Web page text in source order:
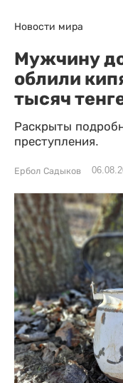
Новости мира
Мужчину
облили
тысяч
Раскрыты
преступления.
Ербол Садыков